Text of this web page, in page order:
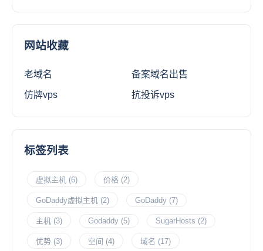
网站收藏
老域名 备案域名出售
仿牌vps 抗投诉vps
标签列表
虚拟主机 (6) 价格 (2)
GoDaddy虚拟主机 (2) GoDaddy (7)
主机 (3) Godaddy (5) SugarHosts (2)
优势 (3) 空间 (4) 域名 (17)